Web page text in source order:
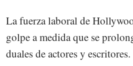
La fuerza laboral de
golpe a medida que se
duales de actores y escritores.